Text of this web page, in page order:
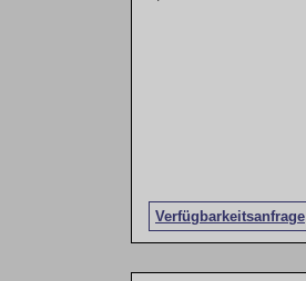
Verfügbarkeitsanfrage